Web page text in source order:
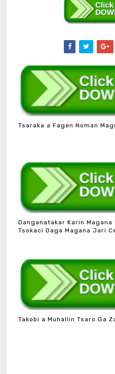
Tsaraka a Fagen Noman
Danganatakar Karin Magana
Tsokaci Daga Magana Jari
Takobi a Muhallin Tsaro Ga